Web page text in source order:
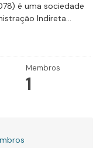
é uma sociedade
Indireta...
Membros
1